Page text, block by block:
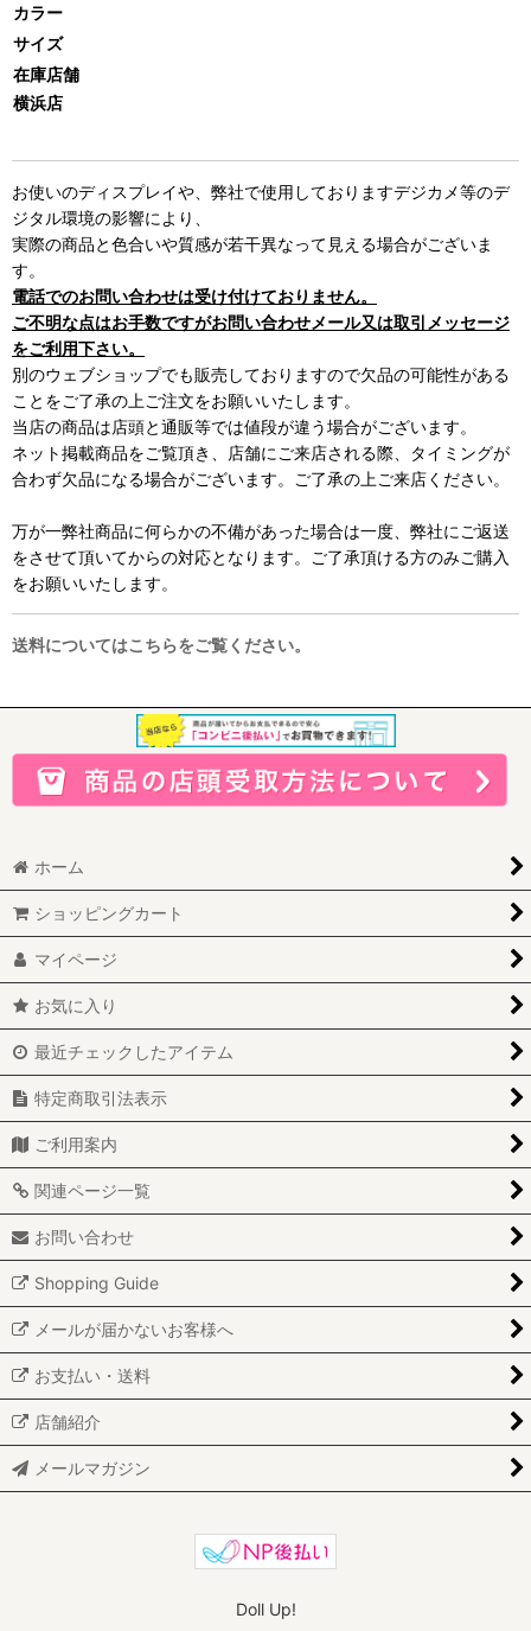
カラー
サイズ
在庫店舗
横浜店
お使いのディスプレイや、弊社で使用しておりますデジカメ等のデ
ジタル環境の影響により、
実際の商品と色合いや質感が若干異なって見える場合がございま
す。
電話でのお問い合わせは受け付けておりません。
ご不明な点はお手数ですがお問い合わせメール又は取引メッセージ
をご利用下さい。
別のウェブショップでも販売しておりますので欠品の可能性がある
ことをご了承の上ご注文をお願いいたします。
当店の商品は店頭と通販等では値段が違う場合がございます。
ネット掲載商品をご覧頂き、店舗にご来店される際、タイミングが
合わず欠品になる場合がございます。ご了承の上ご来店ください。
万が一弊社商品に何らかの不備があった場合は一度、弊社にご返送
をさせて頂いてからの対応となります。ご了承頂ける方のみご購入
をお願いいたします。
送料についてはこちらをご覧ください。
ホーム
ショッピングカート
マイページ
お気に入り
最近チェックしたアイテム
特定商取引法表示
ご利用案内
関連ページ一覧
お問い合わせ
Shopping Guide
メールが届かないお客様へ
お支払い・送料
店舗紹介
メールマガジン
Doll Up!